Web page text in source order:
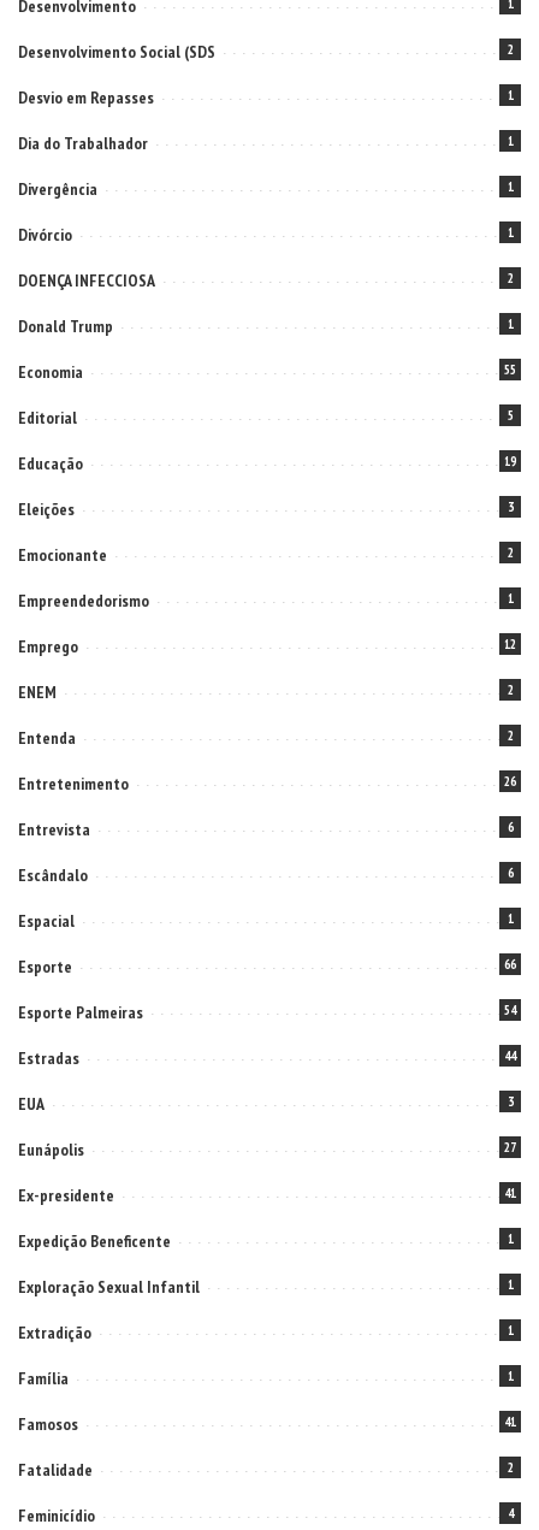
Desenvolvimento 1
Desenvolvimento Social (SDS 2
Desvio em Repasses 1
Dia do Trabalhador 1
Divergência 1
Divórcio 1
DOENÇA INFECCIOSA 2
Donald Trump 1
Economia 55
Editorial 5
Educação 19
Eleições 3
Emocionante 2
Empreendedorismo 1
Emprego 12
ENEM 2
Entenda 2
Entretenimento 26
Entrevista 6
Escândalo 6
Espacial 1
Esporte 66
Esporte Palmeiras 54
Estradas 44
EUA 3
Eunápolis 27
Ex-presidente 41
Expedição Beneficente 1
Exploração Sexual Infantil 1
Extradição 1
Família 1
Famosos 41
Fatalidade 2
Feminicídio 4